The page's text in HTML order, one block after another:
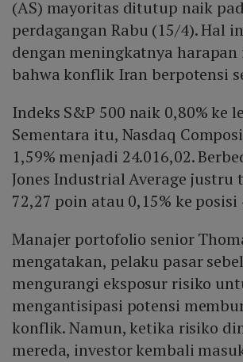
(AS) mayoritas ditutup naik
perdagangan Rabu (15/4). Hal
dengan meningkatnya harapan
bahwa konflik Iran berpotensi
Indeks S&P 500 naik 0,80% ke
Sementara itu, Nasdaq
1,59% menjadi 24.016,02.
Jones Industrial Average
72,27 poin atau 0,15% ke posisi
Manajer portofolio senior
mengatakan, pelaku pasar
mengurangi eksposur risiko
mengantisipasi potensi
konflik. Namun, ketika risiko
mereda, investor kembali